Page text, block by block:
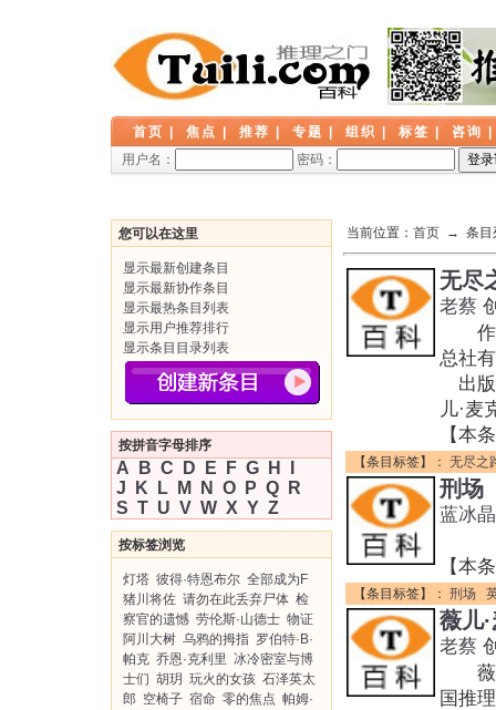
首页 焦点 推荐 专题 组织 标签 咨询
用户名：
密码：
您可以在这里
显示最新创建条目
显示最新协作条目
显示最热条目列表
显示用户推荐排行
显示条目目录列表
按拼音字母排序
A B C D E F G H
J
K L M N O P Q
R
S T U V W X Y Z
按标签浏览
灯塔 彼得·特恩布尔 全部成为F
猪川将佐 请勿在此丢弃尸体 检
察官的遗憾 劳伦斯·山德士 物证
阿川大树 乌鸦的拇指 罗伯特·B·
帕克 乔恩·克利里 冰冷密室与博
士们 胡玥 玩火的女孩 石泽英太
郎 空椅子 宿命 零的焦点 帕姆·
当前位置： 首页 → 条目
无尽
老蔡
作
总社
出
儿·
【本
【条目标签】： 无尽之
刑场
蓝冰晶
【本
【条目标签】： 刑场
薇儿
老蔡
薇儿
国推